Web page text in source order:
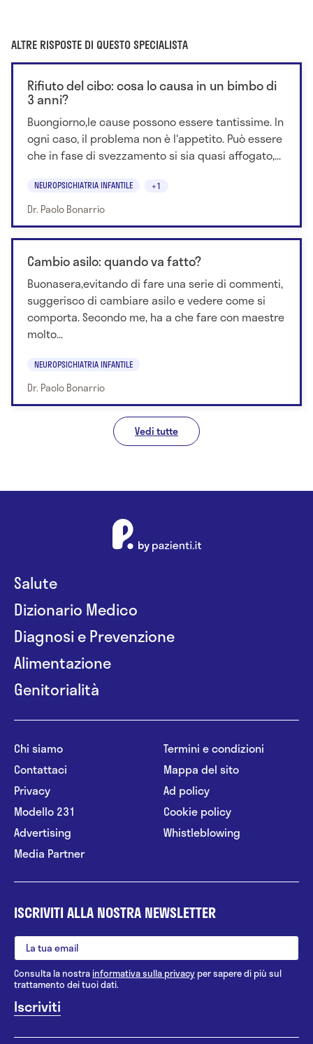
ALTRE RISPOSTE DI QUESTO SPECIALISTA
Rifiuto del cibo: cosa lo causa in un bimbo di
3 anni?
Buongiorno,le cause possono essere tantissime. In
ogni caso, il problema non è l'appetito. Può essere
che in fase di svezzamento si sia quasi affogato,...
NEUROPSICHIATRIA INFANTILE +1
Dr. Paolo Bonarrio
Cambio asilo: quando va fatto?
Buonasera,evitando di fare una serie di commenti,
suggerisco di cambiare asilo e vedere come si
comporta. Secondo me, ha a che fare con maestre
molto...
NEUROPSICHIATRIA INFANTILE
Dr. Paolo Bonarrio
Vedi tutte
Salute
Dizionario Medico
Diagnosi e Prevenzione
Alimentazione
Genitorialità
Chi siamo
Contattaci
Privacy
Modello 231
Advertising
Media Partner
Termini e condizioni
Mappa del sito
Ad policy
Cookie policy
Whistleblowing
ISCRIVITI ALLA NOSTRA NEWSLETTER
Consulta la nostrainformativa sulla privacy per sapere di più sul
trattamento dei tuoi dati.